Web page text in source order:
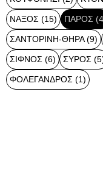
ΝΆΞΟΣ (15) ΠΆΡΟΣ
ΣΑΝΤΟΡΊΝΗ-ΘΉΡΑ(9)
ΣΊΦΝΟΣ (6) ΣΎΡΟΣ
ΦΟΛΈΓΑΝΔΡΟΣ (1)